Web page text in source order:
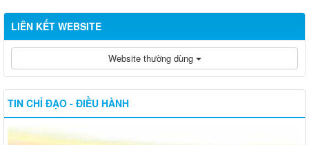
LIÊN KẾT WEBSITE
Website thường dùng
TIN CHỈ ĐẠO - ĐIỀU HÀNH